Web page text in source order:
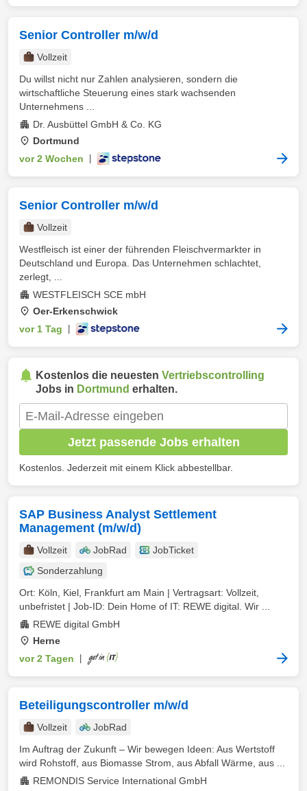
Senior Controller m/w/d
Vollzeit
Du willst nicht nur Zahlen analysieren, sondern die
wirtschaftliche Steuerung eines stark wachsenden
Unternehmens ...
Dr. Ausbüttel GmbH & Co. KG
Dortmund
vor 2 Wochen
Senior Controller m/w/d
Vollzeit
Westfleisch ist einer der führenden Fleischvermarkter in
Deutschland und Europa. Das Unternehmen schlachtet,
zerlegt, ...
WESTFLEISCH SCE mbH
Oer-Erkenschwick
vor 1 Tag
Kostenlos die neuesten Vertriebscontrolling
Jobs in Dortmund erhalten.
Jetzt passende Jobs erhalten
Kostenlos. Jederzeit mit einem Klick abbestellbar.
SAP Business Analyst Settlement
Management (m/w/d)
Vollzeit JobRad
JobTicket
Sonderzahlung
Ort: Köln, Kiel, Frankfurt am Main | Vertragsart: Vollzeit,
unbefristet | Job-ID: Dein Home of IT: REWE digital. Wir ...
REWE digital GmbH
Herne
vor 2 Tagen
Beteiligungscontroller m/w/d
Vollzeit
JobRad
Im Auftrag der Zukunft – Wir bewegen Ideen: Aus Wertstoff
wird Rohstoff, aus Biomasse Strom, aus Abfall Wärme, aus ...
REMONDIS Service International GmbH